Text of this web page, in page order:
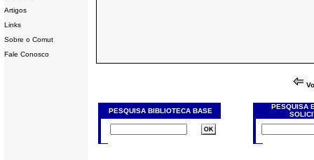
Artigos
Links
Sobre o Comut
Fale Conosco
PESQUISA BIBLIOTECA BASE
PESQUISA